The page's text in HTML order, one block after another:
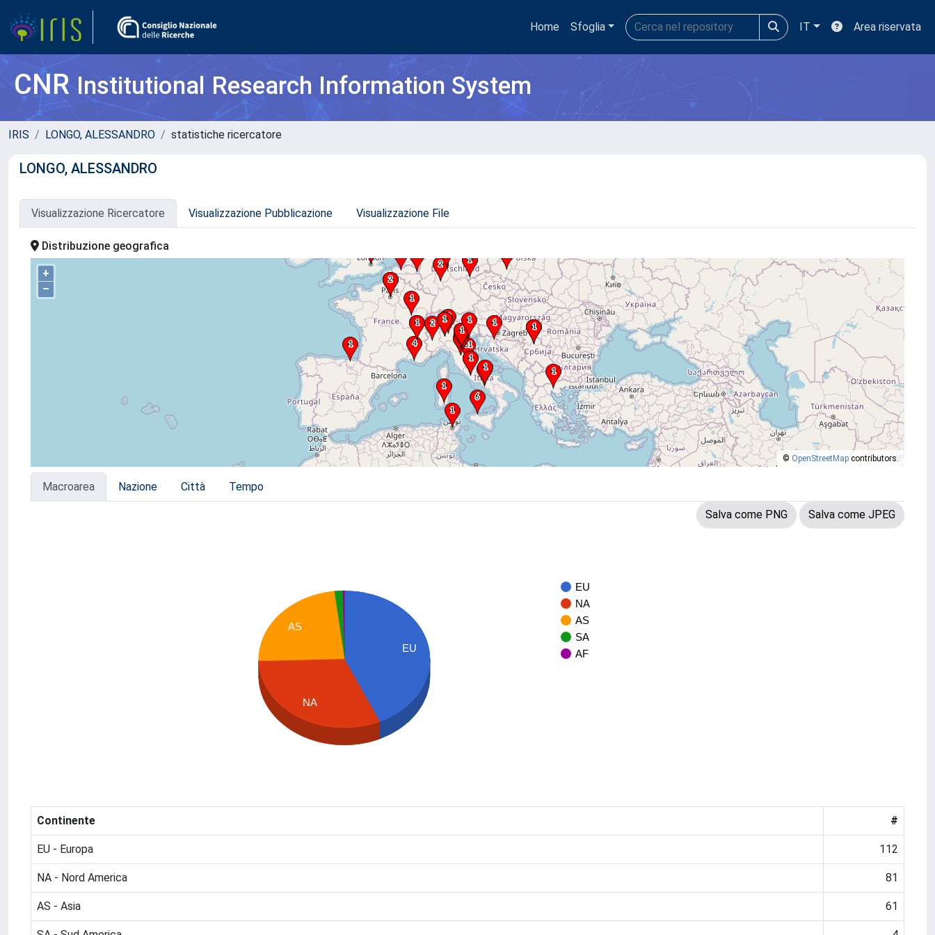
Home Sfoglia IT Area riservata
CNRInstitutional Research Information System
IRIS LONGO, ALESSANDRO statistiche ricercatore
LONGO, ALESSANDRO
Visualizzazione Ricercatore Visualizzazione Pubblicazione Visualizzazione File
Distribuzione geografica
+
–
© OpenStreetMap contributors.
Macroarea Nazione Città Tempo
Salva come PNG Salva come JPEG
EU
NA
AS
SA
AF
EU
AS
NA
Continente #
EU - Europa 112
NA - Nord America 81
AS - Asia 61